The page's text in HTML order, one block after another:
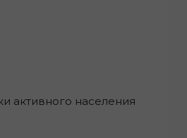
активного населения